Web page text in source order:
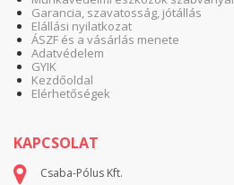
Garancia, szavatosság, jótállás
Elállási nyilatkozat
ÁSZF és a vásárlás menete
Adatvédelem
GYIK
Kezdőoldal
Elérhetőségek
KAPCSOLAT
Csaba-Pólus Kft.